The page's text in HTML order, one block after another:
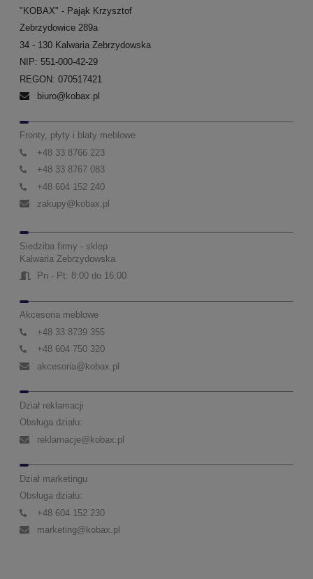
"KOBAX" - Pająk Krzysztof
Zebrzydowice 289a
34 - 130 Kalwaria Zebrzydowska
NIP: 551-000-42-29
REGON: 070517421
biuro@kobax.pl
Fronty, płyty i blaty meblowe
+48 33 8766 223
+48 33 8767 083
+48 604 152 240
zakupy@kobax.pl
Siedziba firmy - sklep
Kalwaria Zebrzydowska
Pn - Pt: 8:00 do 16:00
Akcesoria meblowe
+48 33 8739 355
+48 604 750 320
akcesoria@kobax.pl
Dział reklamacji
Obsługa działu:
reklamacje@kobax.pl
Dział marketingu
Obsługa działu:
+48 604 152 230
marketing@kobax.pl